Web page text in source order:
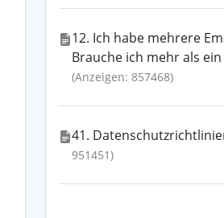
12. Ich habe mehrere
Brauche ich mehr als
(Anzeigen: 857468)
41.
951451)